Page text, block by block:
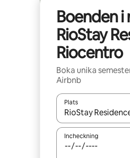
Boenden i
RioStay
Riocentro
Boka unika
Airbnb
Plats
När resultaten är
Incheckning